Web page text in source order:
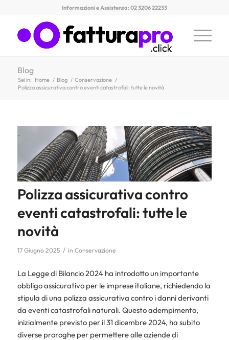
Informazioni e Assistenza: 02 3206 22233
Blog
Sei in: Home / Blog / Conservazione /
Polizza assicurativa contro eventi catastrofali: tutte le novità
Polizza assicurativa contro
eventi catastrofali: tutte le
novità
17 Giugno 2025 / in Conservazione
La Legge di Bilancio 2024 ha introdotto un importante
obbligo assicurativo per le imprese italiane, richiedendo la
stipula di una polizza assicurativa contro i danni derivanti
da eventi catastrofali naturali. Questo adempimento,
inizialmente previsto per il 31 dicembre 2024, ha subito
diverse proroghe per permettere alle aziende di